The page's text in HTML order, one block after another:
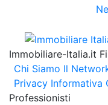
Immobiliare-Italia.it
Chi Siamo Il
Privacy Informativa
Professionisti